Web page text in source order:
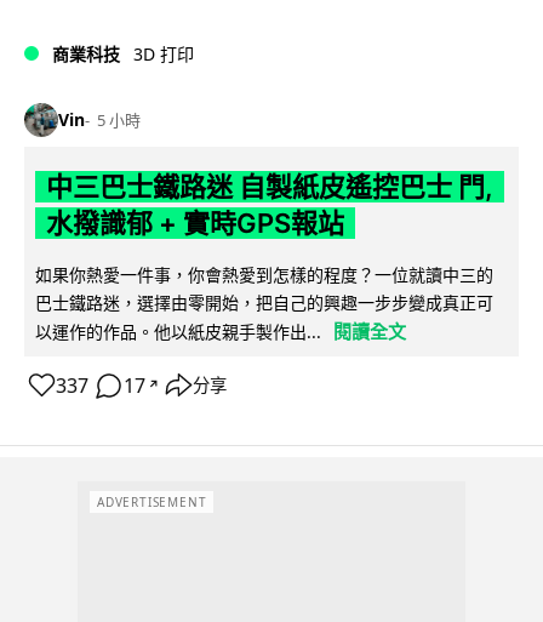
商業科技 3D 打印
Vin 5 小時
中三巴士鐵路迷 自製紙皮遙控巴士 門,
水撥識郁 + 實時GPS報站
如果你熱愛一件事，你會熱愛到怎樣的程度？一位就讀中三的
巴士鐵路迷，選擇由零開始，把自己的興趣一步步變成真正可
以運作的作品。他以紙皮親手製作出...
閱讀全文
337 17 ↗ 分享
ADVERTISEMENT